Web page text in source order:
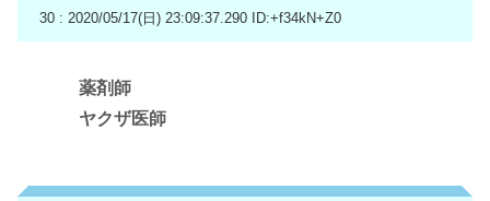
30 : 2020/05/17(日) 23:09:37.290 ID:+f34kN+Z0
薬剤師
ヤクザ医師